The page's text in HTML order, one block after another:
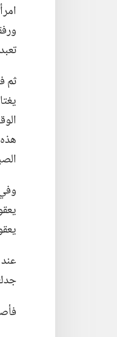
ثم